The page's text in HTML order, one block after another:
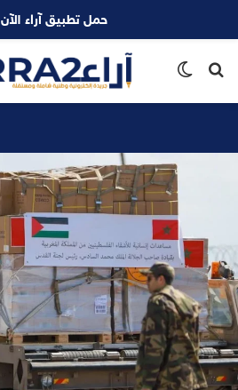
بحث
حمل تطبيق آراء الآن